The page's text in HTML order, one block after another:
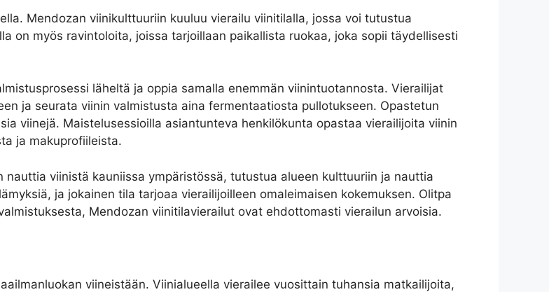
Mendozan viinikulttuuriin kuuluu vierailu viinitilalla, jossa voi tutustua
on myös ravintoloita, joissa tarjoillaan paikallista ruokaa, joka sopii täydellisesti
läheltä ja oppia samalla enemmän viinintuotannosta. Vierailijat
ja seurata viinin valmistusta aina fermentaatiosta pullotukseen. Opastetun
viinejä. Maistelusessioilla asiantunteva henkilökunta opastaa vierailijoita viinin
ja makuprofiileista.
viinistä kauniissa ympäristössä, tutustua alueen kulttuuriin ja nauttia
ja jokainen tila tarjoaa vierailijoilleen omaleimaisen kokemuksen. Olitpa
Mendozan viinitilavierailut ovat ehdottomasti vierailun arvoisia.
viineistään. Viinialueella vierailee vuosittain tuhansia matkailijoita,